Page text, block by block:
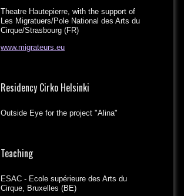
Theatre Hautepierre, with the support of
Les Migratuers/Pole National des Arts du
Cirque/Strasbourg (FR)
www.migrateurs.eu
Residency Cirko Helsinki
Outside Eye for the project "Alina"
Teaching
ESAC - Ecole supérieure des Arts du
Cirque, Bruxelles (BE)